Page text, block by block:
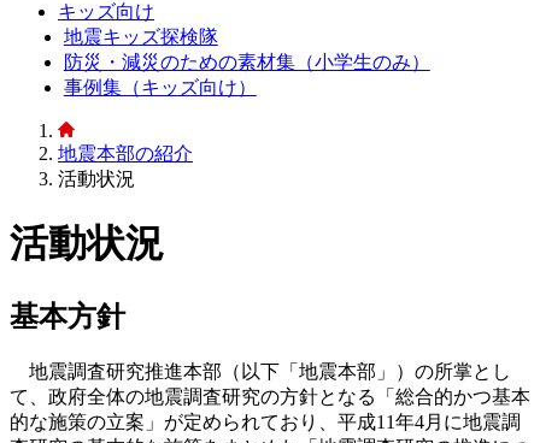
キッズ向け
地震キッズ探検隊
防災・減災のための素材集（小学生のみ）
事例集（キッズ向け）
地震本部の紹介
活動状況
活動状況
基本方針
地震調査研究推進本部（以下「地震本部」）の所掌とし
て、政府全体の地震調査研究の方針となる「総合的かつ基本
的な施策の立案」が定められており、平成11年4月に地震調